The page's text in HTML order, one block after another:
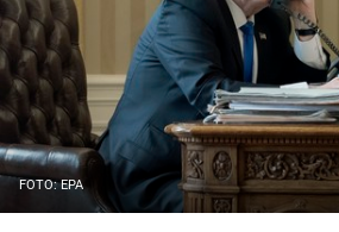
FOTO: EPA